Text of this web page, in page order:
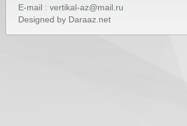
E-mail : vertikal-az@mail.ru
Designed by Daraaz.net